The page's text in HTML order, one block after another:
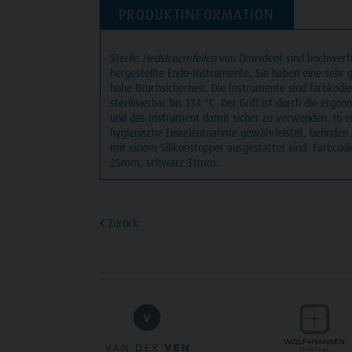
PRODUKTINFORMATION
Sterile Hedstroemfeilenvon Omnident sind
hergestellte Endo-Instrumente. Sie haben eine sehr
hohe Bruchsicherheit. Die Instrumente sind
sterilisierbar bis 134 °C. Der Griff ist durch die
und das Instrument damit sicher zu verwenden. In
hygienische Einzelentnahme gewährleistet,
mit einem Silikonstopper ausgestattet sind.
25mm, schwarz 31mm.
Zurück